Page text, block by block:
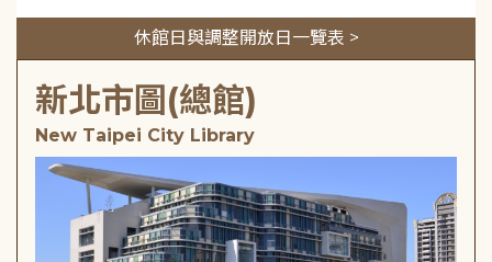
休館日與調整開放日一覽表 >
新北市圖(總館)
New Taipei City Library